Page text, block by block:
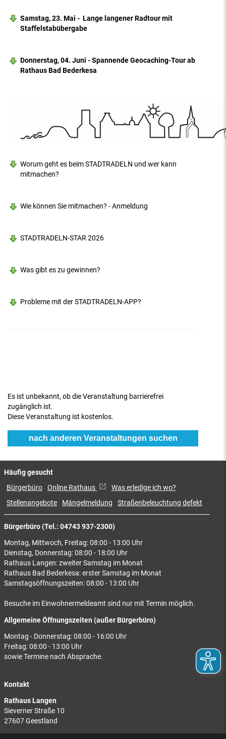
Samstag, 23. Mai - Lange langener Radtour mit
Staffelstabübergabe
Donnerstag, 04. Juni - Spannende Geocaching-Tour ab
Rathaus Bad Bederkesa
Worum geht es beim STADTRADELN und wer kann
mitmachen?
Wie können Sie mitmachen? - Anmeldung
STADTRADELN-STAR 2026
Was gibt es zu gewinnen?
Probleme mit der STADTRADELN-APP?
Es ist unbekannt, ob die Veranstaltung barrierefrei
zugänglich ist.
Diese Veranstaltung ist kostenlos.
nach anderen Veranstaltungen suchen
Bürgerbüro (Tel.: 04743 937-2300)
Montag, Mittwoch, Freitag: 08:00 - 13:00 Uhr
Dienstag, Donnerstag: 08:00 - 18:00 Uhr
Rathaus Langen: zweiter Samstag im Monat
Rathaus Bad Bederkesa: erster Samstag im Monat
Samstagsöffnungszeiten: 08:00 - 13:00 Uhr
Besuche im Einwohnermeldeamt sind nur mit Termin möglich.
Allgemeine Öffnungszeiten (außer Bürgerbüro)
Montag - Donnerstag: 08:00 - 16:00 Uhr
Freitag: 08:00 - 13:00 Uhr
sowie Termine nach Absprache.
Kontakt
Rathaus Langen
Sieverner Straße 10
27607 Geestland
Häufig gesucht
Bürgerbüro Online Rathaus
Was erledige ich wo?
Stellenangebote
Mängelmeldung Straßenbeleuchtung defekt